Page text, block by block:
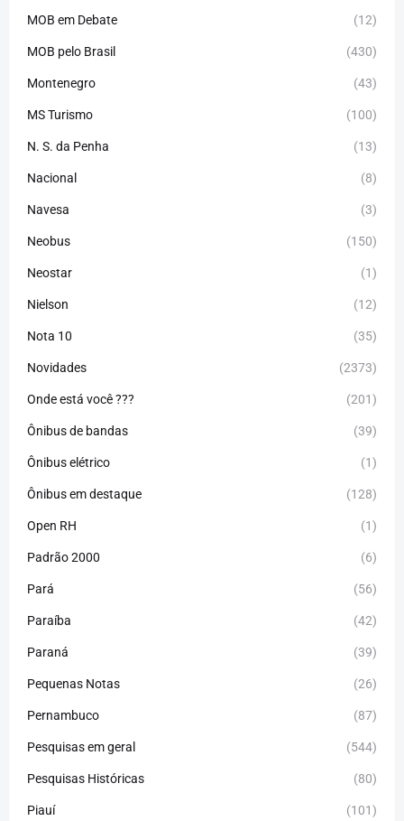
MOB em Debate (12)
MOB pelo Brasil (430)
Montenegro (43)
MS Turismo (100)
N. S. da Penha (13)
Nacional (8)
Navesa (3)
Neobus (150)
Neostar (1)
Nielson (12)
Nota 10 (35)
Novidades (2373)
Onde está você ??? (201)
Ônibus de bandas (39)
Ônibus elétrico (1)
Ônibus em destaque (128)
Open RH (1)
Padrão 2000 (6)
Pará (56)
Paraíba (42)
Paraná (39)
Pequenas Notas (26)
Pernambuco (87)
Pesquisas em geral (544)
Pesquisas Históricas (80)
Piauí (101)